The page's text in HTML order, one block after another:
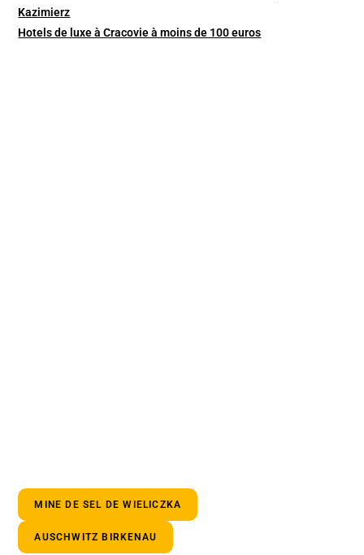
Kazimierz
Hotels de luxe à Cracovie à moins de 100 euros
MINE DE SEL DE WIELICZKA
AUSCHWITZ BIRKENAU